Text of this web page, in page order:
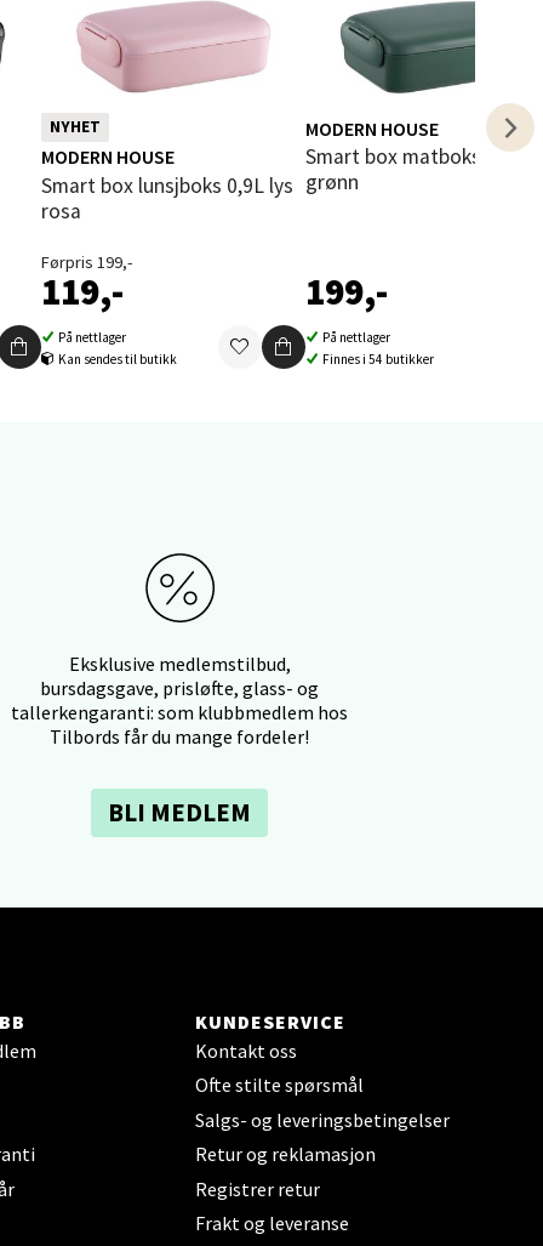
NYHET
MODERN HOUSE
Smart box lunsjboks 0,9L lys
rosa
Førpris 199,-
119,-
På nettlager
Kan sendes til butikk
MODERN HOUSE
Smart box matboks 0,9L
grønn
199,-
På nettlager
Finnes i 54 butikker
Eksklusive medlemstilbud,
bursdagsgave, prisløfte, glass- og
tallerkengaranti: som klubbmedlem hos
Tilbords får du mange fordeler!
BLI MEDLEM
KUNDESERVICE
Kontakt oss
Ofte stilte spørsmål
Salgs- og leveringsbetingelser
Retur og reklamasjon
Registrer retur
Frakt og leveranse